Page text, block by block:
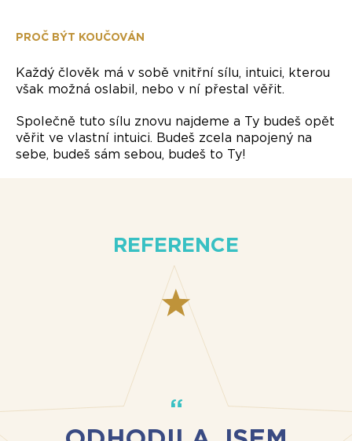
PROČ BÝT KOUČOVÁN
Každý člověk má v sobě vnitřní sílu, intuici, kterou
však možná oslabil, nebo v ní přestal věřit.
Společně tuto sílu znovu najdeme a Ty budeš opět
věřit ve vlastní intuici. Budeš zcela napojený na
sebe, budeš sám sebou, budeš to Ty!
REFERENCE